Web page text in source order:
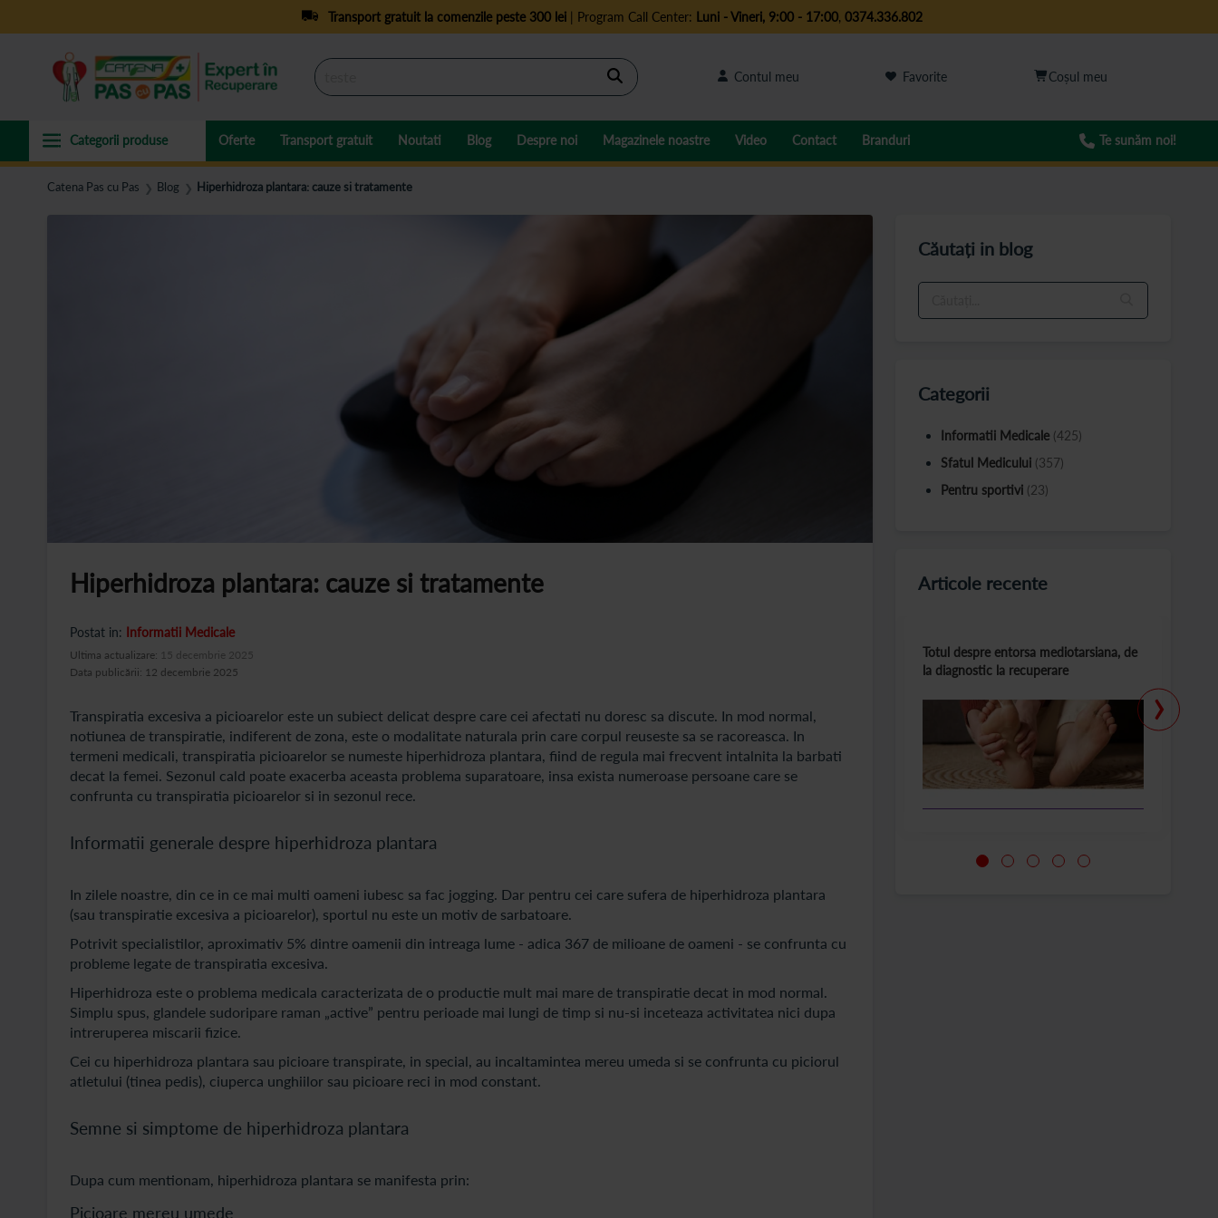
Transport gratuit la comenzile peste 300 lei| Program Call Center: Luni - Vineri, 9:00 - 17:00, 0374.336.802
Cautare Contul meu Favorite
Oferte Transport gratuit Noutati Blog Despre noi Magazinele noastre Video Contact Branduri Te sunăm noi!
Catena Pas cu Pas ❯ Blog ❯ Hiperhidroza plantara: cauze si tratamente
Hiperhidroza plantara: cauze si tratamente
Postat in: Informatii Medicale
Data publicării: 12 decembrie 2025
Ultima actualizare: 15 decembrie 2025
Transpiratia excesiva a picioarelor este un subiect delicat despre care cei afectati nu doresc sa discute. In mod normal,
notiunea de transpiratie, indiferent de zona, este o modalitate naturala prin care corpul reuseste sa se racoreasca. In
termeni medicali, transpiratia picioarelor se numeste hiperhidroza plantara, fiind de regula mai frecvent intalnita la barbati
decat la femei. Sezonul cald poate exacerba aceasta problema suparatoare, insa exista numeroase persoane care se
confrunta cu transpiratia picioarelor si in sezonul rece.
Informatii generale despre hiperhidroza plantara
In zilele noastre, din ce in ce mai multi oameni iubesc sa fac jogging. Dar pentru cei care sufera de hiperhidroza plantara
(sau transpiratie excesiva a picioarelor), sportul nu este un motiv de sarbatoare.
Potrivit specialistilor, aproximativ 5% dintre oamenii din intreaga lume - adica 367 de milioane de oameni - se confrunta cu
probleme legate de transpiratia excesiva.
Hiperhidroza este o problema medicala caracterizata de o productie mult mai mare de transpiratie decat in mod normal.
Simplu spus, glandele sudoripare raman „active” pentru perioade mai lungi de timp si nu-si inceteaza activitatea nici dupa
intreruperea miscarii fizice.
Cei cu hiperhidroza plantara sau picioare transpirate, in special, au incaltamintea mereu umeda si se confrunta cu piciorul
atletului (tinea pedis), ciuperca unghiilor sau picioare reci in mod constant.
Semne si simptome de hiperhidroza plantara
Dupa cum mentionam, hiperhidroza plantara se manifesta prin:
Picioare mereu umede
Căutați in blog
Categorii
Informatii Medicale (425)
Sfatul Medicului (357)
Pentru sportivi (23)
Articole recente
Totul despre entorsa mediotarsiana, de
la diagnostic la recuperare
›